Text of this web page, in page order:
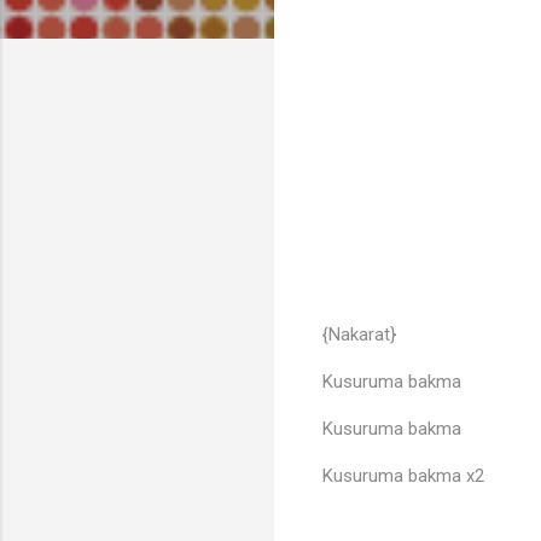
{Nakarat}
Kusuruma bakma
Kusuruma bakma
Kusuruma bakma x2